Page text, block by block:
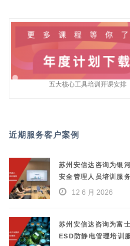
五大核心工具培训开课安排
近期服务客户案例
苏州安信达咨询为银
安全管理人员培训服务
12 6 月 2026
苏州安信达咨询为富
ESD防静电管理培训